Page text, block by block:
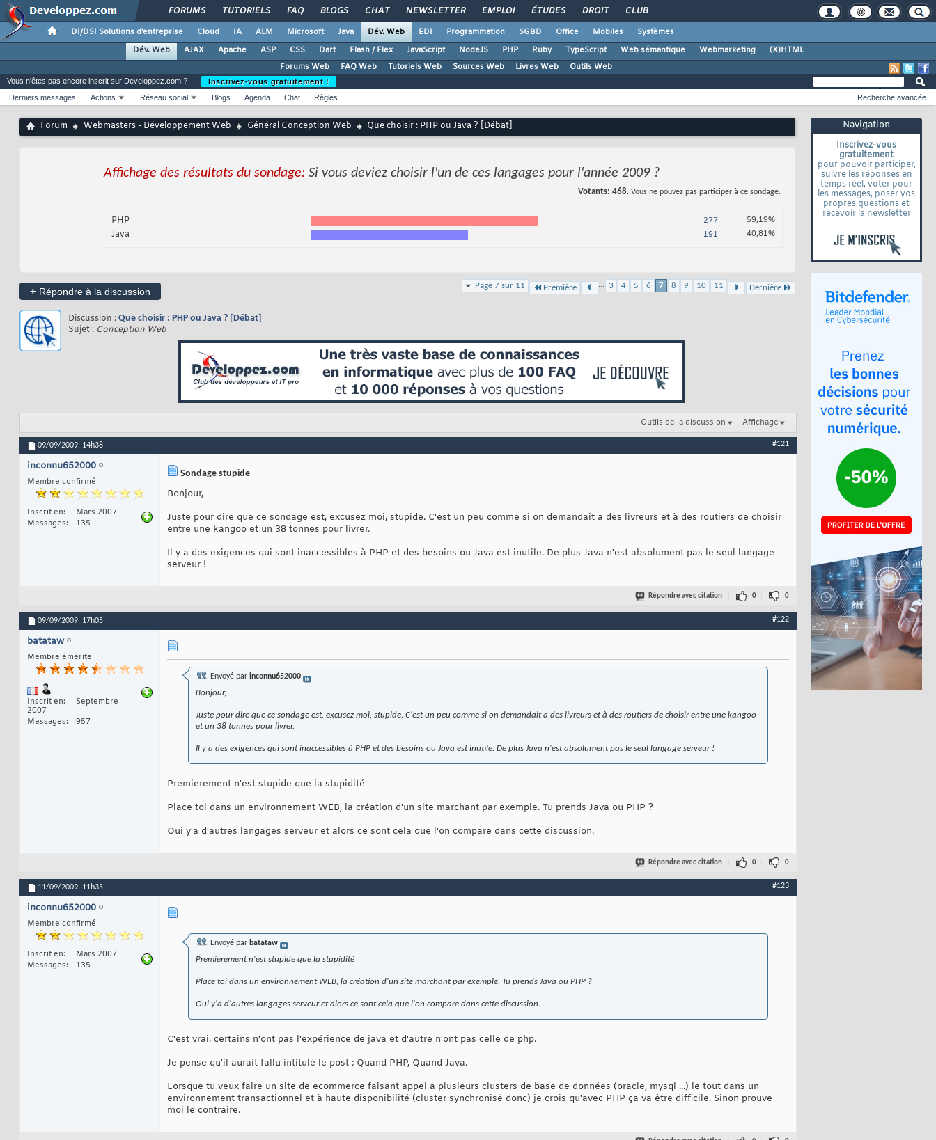
FORUMS TUTORIELS FAQ BLOGS CHAT NEWSLETTER EMPLOI ÉTUDES DROIT CLUB
DI/DSI Solutions d'entreprise Cloud IA ALM Microsoft Java Dév. Web EDI Programmation SGBD Office Mobiles
Systèmes
Dév. Web
AJAX Apache ASP CSS Dart Flash / Flex JavaScript NodeJS PHP Ruby TypeScript Web sémantique Webmarketing
(X)HTML
Forums Web
FAQ Web Tutoriels Web Sources Web Livres Web Outils Web
Navigation
Inscrivez-vous
gratuitement
pour pouvoir participer,
suivre les réponses en
temps réel, voter pour
les messages, poser vos
propres questions et
recevoir la newsletter
Vous n'êtes pas encore inscrit sur Developpez.com ?
Inscrivez-vous gratuitement !
Derniers messages
Actions Réseau social Blogs Agenda Chat Règles Recherche avancée
Forum Webmasters - Développement Web Général Conception Web Que choisir : PHP ou Java ? [Débat]
Affichage des résultats du sondage: Si vous deviez choisir l'un de ces langages pour l'année 2009 ?
Votants 468. Vous ne pouvez pas participer à ce sondage.
PHP 277 59,19%
Java 191 40,81%
+ Répondre à la discussion
Page 7 sur 11 Première ... 3 4 5 6 7 8 9 10 11 Dernière
Discussion : Que choisir : PHP ou Java ? [Débat]
Sujet : Conception Web
Outils de la discussion Affichage
09/09/2009, 14h38 #121
inconnu652000
Membre confirmé
Inscrit en
Mars 2007
Messages
135
Sondage stupide
Bonjour,
Juste pour dire que ce sondage est, excusez moi, stupide. C'est un peu comme si on demandait a des livreurs et à des routiers de choisir
entre une kangoo et un 38 tonnes pour livrer.
Il y a des exigences qui sont inaccessibles à PHP et des besoins ou Java est inutile. De plus Java n'est absolument pas le seul langage
serveur !
Répondre avec citation 0 0
09/09/2009, 17h05 #122
batataw
Membre émérite
Inscrit en
Septembre
2007
Messages
957
Envoyé par inconnu652000
Bonjour,
Juste pour dire que ce sondage est, excusez moi, stupide. C'est un peu comme si on demandait a des livreurs et à des routiers de choisir entre une kangoo
et un 38 tonnes pour livrer.
Il y a des exigences qui sont inaccessibles à PHP et des besoins ou Java est inutile. De plus Java n'est absolument pas le seul langage serveur !
Premierement n'est stupide que la stupidité
Place toi dans un environnement WEB, la création d'un site marchant par exemple. Tu prends Java ou PHP ?
Oui y'a d'autres langages serveur et alors ce sont cela que l'on compare dans cette discussion.
Répondre avec citation 0 0
11/09/2009, 11h35 #123
inconnu652000
Membre confirmé
Inscrit en
Mars 2007
Messages
135
Envoyé par batataw
Premierement n'est stupide que la stupidité
Place toi dans un environnement WEB, la création d'un site marchant par exemple. Tu prends Java ou PHP ?
Oui y'a d'autres langages serveur et alors ce sont cela que l'on compare dans cette discussion.
C'est vrai. certains n'ont pas l'expérience de java et d'autre n'ont pas celle de php.
Je pense qu'il aurait fallu intitulé le post : Quand PHP, Quand Java.
Lorsque tu veux faire un site de ecommerce faisant appel a plusieurs clusters de base de données (oracle, mysql ...) le tout dans un
environnement transactionnel et à haute disponibilité (cluster synchronisé donc) je crois qu'avec PHP ça va être difficile. Sinon prouve
moi le contraire.